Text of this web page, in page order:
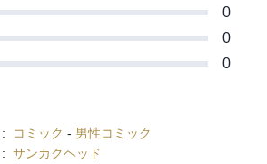
0
0
0
: コミック - 男性コミック
: サンカクヘッド